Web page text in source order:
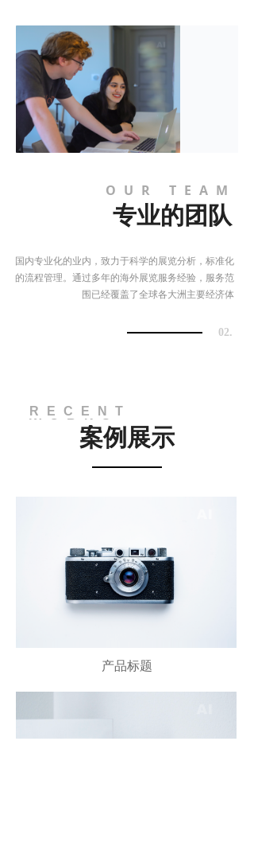
案例展示
RECENT
WORKS
产品标题
专业的团队
OUR TEAM
02.
国内专业化的业内，致力于科学的展览分析，标准化
的流程管理。通过多年的海外展览服务经验，服务范
围已经覆盖了全球各大洲主要经济体